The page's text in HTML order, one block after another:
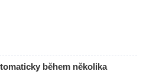
během několika